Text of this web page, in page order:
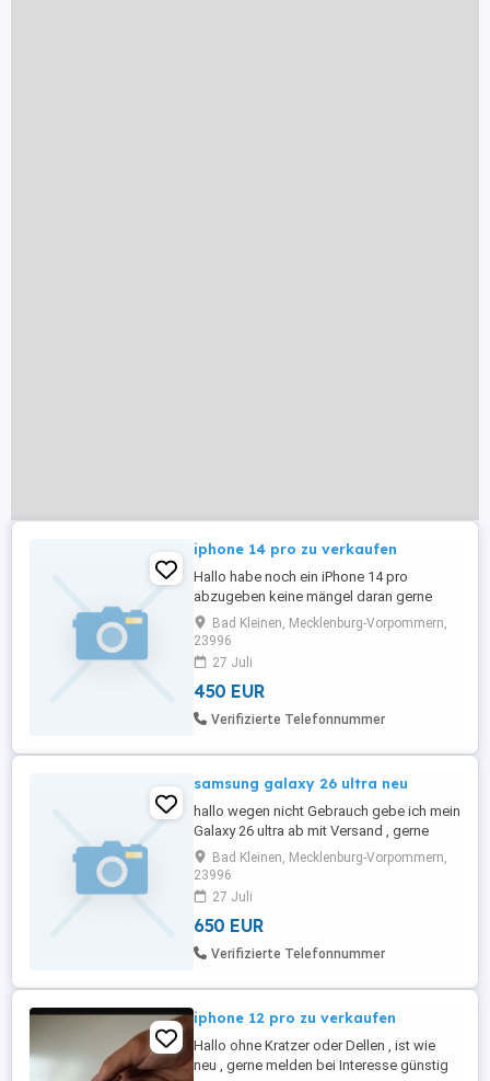
iphone 14 pro zu verkaufen
Hallo habe noch ein iPhone 14 pro
abzugeben keine mängel daran gerne
melden waths app
Bad Kleinen, Mecklenburg-Vorpommern,
23996
27 Juli
450 EUR
Verifizierte Telefonnummer
samsung galaxy 26 ultra neu
hallo wegen nicht Gebrauch gebe ich mein
Galaxy 26 ultra ab mit Versand , gerne
melden waths app
Bad Kleinen, Mecklenburg-Vorpommern,
23996
27 Juli
650 EUR
Verifizierte Telefonnummer
iphone 12 pro zu verkaufen
Hallo ohne Kratzer oder Dellen , ist wie
neu , gerne melden bei Interesse günstig